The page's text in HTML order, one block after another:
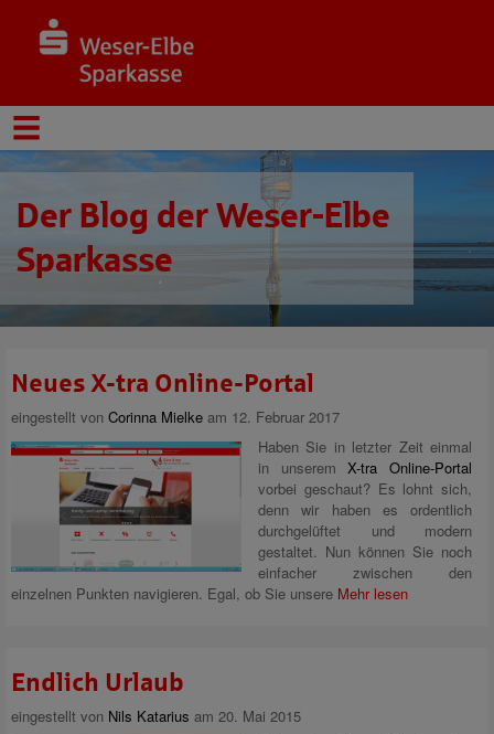
Der Blog der Weser-Elbe
Sparkasse
Neues X-tra Online-Portal
eingestellt von Corinna Mielke am 12. Februar 2017
Haben Sie in letzter Zeit einmal
in unseremX-tra Online-Portal
vorbei geschaut? Es lohnt sich,
denn wir haben es ordentlich
durchgelüftet und modern
gestaltet. Nun können Sie noch
einfacher zwischen den
einzelnen Punkten navigieren. Egal, ob Sie unsere Mehr lesen
Endlich Urlaub
eingestellt von Nils Katarius am 20. Mai 2015